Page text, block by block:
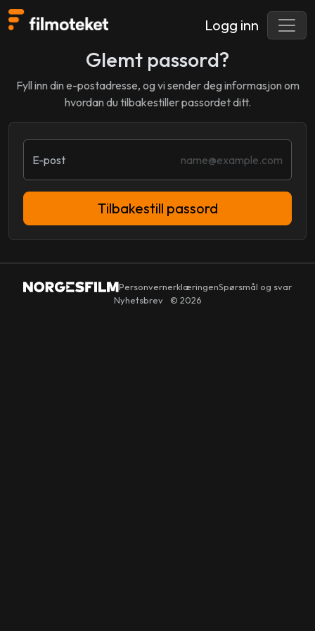
Logg inn
Glemt passord?
Fyll inn din e-postadresse, og vi sender deg informasjon om
hvordan du tilbakestiller passordet ditt.
E-post
Tilbakestill passord
PersonvernerklæringenSpørsmål og svar
Nyhetsbrev
© 2026